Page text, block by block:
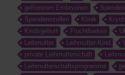
gefrorenen Embryonen
Spendereizellen
Klinik
Kindsgeburt
Fruchtbarkeit
Leihmutter
Leihmutter-Kind
private Leihmutterschaft
Leihmutterschaftsprogramme